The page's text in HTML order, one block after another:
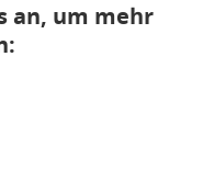
an, um mehr